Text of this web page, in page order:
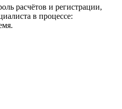
расчётов и регистрации,
в процессе: